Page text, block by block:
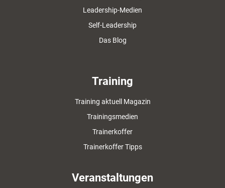
Leadership-Medien
Self-Leadership
Das Blog
Training
Training aktuell Magazin
Trainingsmedien
Trainerkoffer
Trainerkoffer Tipps
Veranstaltungen